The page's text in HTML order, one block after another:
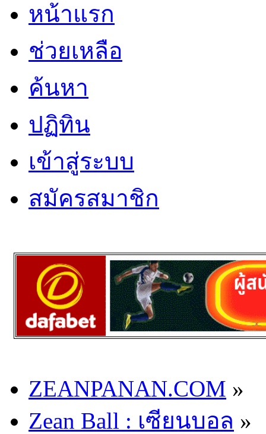
หน้าแรก
ช่วยเหลือ
ค้นหา
ปฏิทิน
เข้าสู่ระบบ
สมัครสมาชิก
ZEANPANAN.COM »
Zean Ball : เซียนบอล »